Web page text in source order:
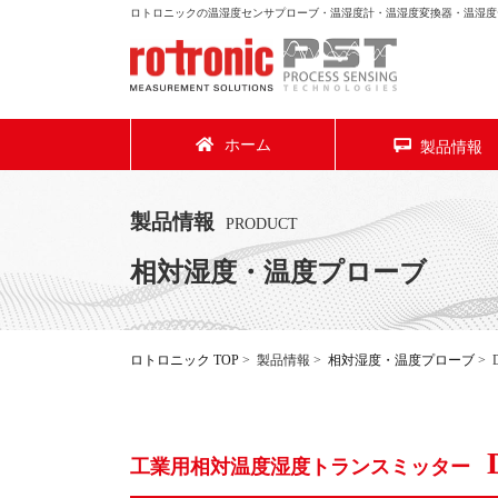
ロトロニックの温湿度センサプローブ・温湿度計・温湿度変換器・温湿
ホーム 製品情報
製品情報 PRODUCT
相対湿度・温度プローブ
ロトロニック TOP > 製品情報 > 相対湿度・温度プローブ >
工業用相対温度湿度トランスミッター